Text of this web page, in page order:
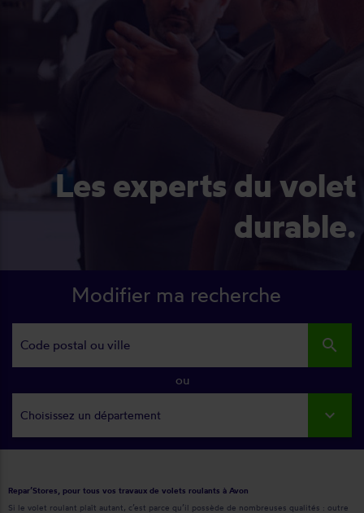
Les experts du volet
durable.
Modifier ma recherche
search
ou
Choisissez un département
Repar’Stores, pour tous vos travaux de volets roulants à Avon
Si le volet roulant plaît autant, c’est parce qu’il possède de nombreuses qualités : outre